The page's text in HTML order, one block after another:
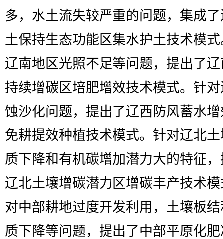
多，水土流失较严重的问题，集成
土保持生态功能区集水护土技术模
辽南地区光照不足等问题，提出了
持续增碳区培肥增效技术模式。针
蚀沙化问题，提出了辽西防风蓄水
免耕提效种植技术模式。针对辽北
质下降和有机碳增加潜力大的特征
辽北土壤增碳潜力区增碳丰产技术
对中部耕地过度开发利用，土壤板
质下降等问题，提出了中部平原化